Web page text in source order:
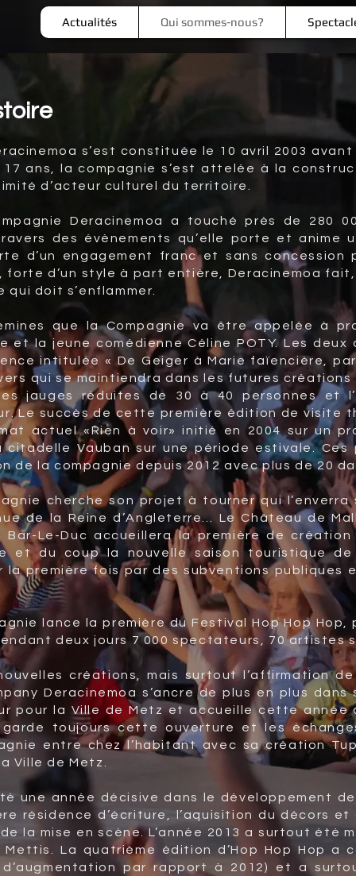
Actualités Qui sommes-nous?
s’est constituée le 10 avril 2003
17 ans, la compagnie s’est attelée à la
d’acteur culturel du territoire.
Deracinemoa a touché près de 280
des évènements qu’elle porte et
d’un engagement franc et sans
forte d’un style à part entière, Deracinemoa
doit s’enflammer.
que la Compagnie va être appelée à
et la jeune comédienne Céline POTY. Les
intitulée « De Geiger à Marie faïencière,
qui se maintiendra dans les futures
jauges réduites de 30 à 40 personnes et
Le succès de cette première édition de
actuel «Rien à voir» initié en 2004 sur un
citadelle Vauban sur une période estivale.
de la compagnie depuis 2012 avec plus de 20
cherche son projet à tourner qui l’enverra
de la Reine d’Angleterre… Le Château de
Bar-Le-Duc accueillera la première de
et du coup la nouvelle saison touristique
la première fois par des subventions publiques
lance la première du Festival Hop Hop
deux jours 7 000 spectateurs, 70 artistes
créations, mais surtout l’affirmation
Deracinemoa s’ancre de plus en plus
pour la Ville de Metz et accueille cette
toujours cette ouverture et les
entre chez l’habitant avec sa création
Ville de Metz.
une année décisive dans le développement
résidence d’écriture, l’aquisition du décors
la mise en scène. L’année 2013 a surtout été
Mettis. La quatrième édition d’Hop Hop Hop
d’augmentation par rapport à 2012) et a